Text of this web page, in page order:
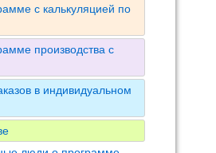
с калькуляцией по
производства с
в индивидуальном